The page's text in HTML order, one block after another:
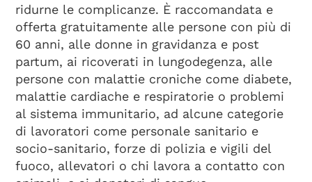
ridurne le complicanze. È raccomandata e
offerta gratuitamente alle persone con più di
60 anni, alle donne in gravidanza e post
partum, ai ricoverati in lungodegenza, alle
persone con malattie croniche come diabete,
malattie cardiache e respiratorie o problemi
al sistema immunitario, ad alcune categorie
di lavoratori come personale sanitario e
socio-sanitario, forze di polizia e vigili del
fuoco, allevatori o chi lavora a contatto con